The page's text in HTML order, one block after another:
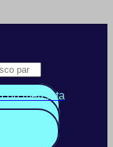
mercleta